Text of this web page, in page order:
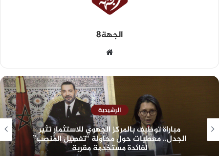
الجهة8
الرشيدية
مباراة توظيف بالمركز الجهوي للاستثمار تثير
الجدل.. معطيات حول محاولة “تفصيل المنصب”
لفائدة مستخدمة مقربة